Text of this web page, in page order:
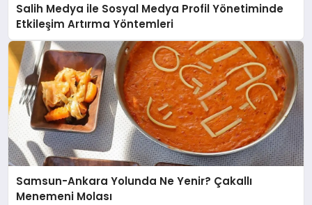
Salih Medya ile Sosyal Medya Profil Yönetiminde
Etkileşim Artırma Yöntemleri
Samsun-Ankara Yolunda Ne Yenir? Çakallı
Menemeni Molası